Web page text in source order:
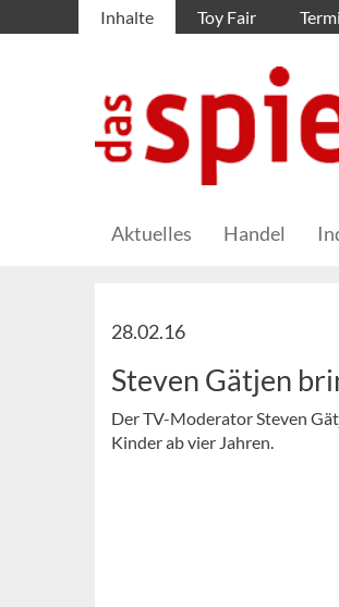
Inhalte Toy Fair
Aktuelles Handel
28.02.16
Steven Gätjen
Der TV-Moderator Steven
Kinder ab vier Jahren.